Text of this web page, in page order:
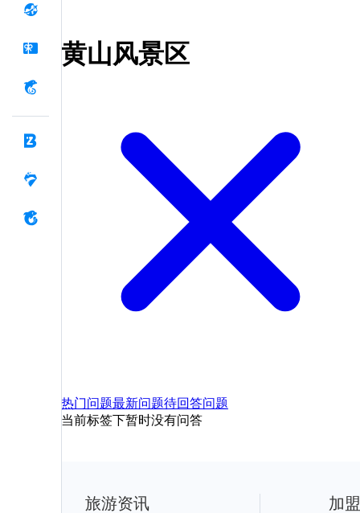
黄山风景区
热门问题最新问题待回答问题
当前标签下暂时没有问答
旅游资讯 加